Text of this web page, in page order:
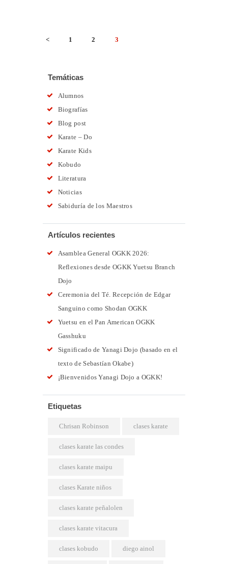
PAGINACIÓN
< PAGE
1 PAGE
2 PAGE
3
Temáticas
Alumnos
Biografías
Blog post
Karate – Do
Karate Kids
Kobudo
Literatura
Noticias
Sabiduría de los Maestros
Artículos recientes
Asamblea General OGKK 2026:
Reflexiones desde OGKK Yuetsu Branch
Dojo
Ceremonia del Té. Recepción de Edgar
Sanguino como Shodan OGKK
Yuetsu en el Pan American OGKK
Gasshuku
Significado de Yanagi Dojo (basado en el
texto de Sebastían Okabe)
¡Bienvenidos Yanagi Dojo a OGKK!
Etiquetas
Chrisan Robinson clases karate
clases karate las condes
clases karate maipu
clases Karate niños
clases karate peñalolen
clases karate vitacura
clases kobudo diego ainol